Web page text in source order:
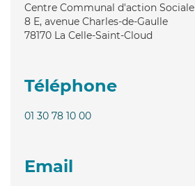
Centre Communal d'action Sociale
8 E, avenue Charles-de-Gaulle
78170 La Celle-Saint-Cloud
Téléphone
01 30 78 10 00
Email